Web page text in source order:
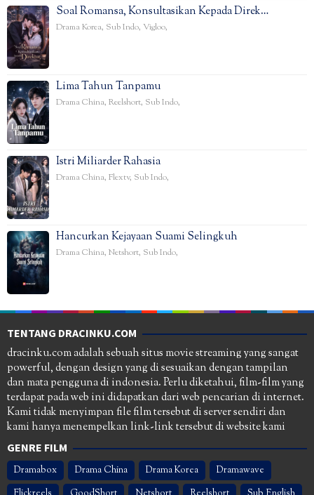
Soal Romansa, Konsultasikan Kepada Direk…
Drama Korea, Sub Indo, Vigloo,
Lima Tahun Tanpamu
Drama China, Reelshort, Sub Indo,
Istri Miliarder Rahasia
Drama China, Flextv, Sub Indo,
Hancurkan Kejayaan Suami Selingkuh
Drama China, Netshort, Sub Indo,
TENTANG DRACINKU.COM
dracinku.com adalah sebuah situs movie streaming yang sangat
powerful, dengan design yang di sesuaikan dengan tampilan
dan mata pengguna di indonesia. Perlu diketahui, film-film yang
terdapat pada web ini didapatkan dari web pencarian di internet.
Kami tidak menyimpan file film tersebut di server sendiri dan
kami hanya menempelkan link-link tersebut di website kami
GENRE FILM
Dramabox Drama China Drama Korea
Dramawave